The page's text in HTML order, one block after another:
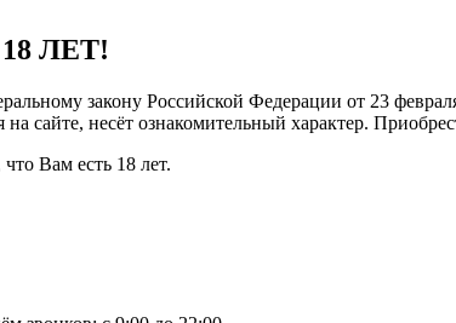
ЛЕТ!
закону Российской Федерации от 23
сайте, несёт ознакомительный характер.
Вам есть 18 лет.